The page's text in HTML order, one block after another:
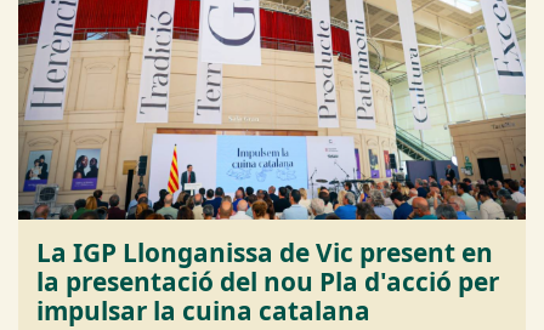
La IGP Llonganissa de Vic present en
la presentació del nou Pla d'acció per
impulsar la cuina catalana